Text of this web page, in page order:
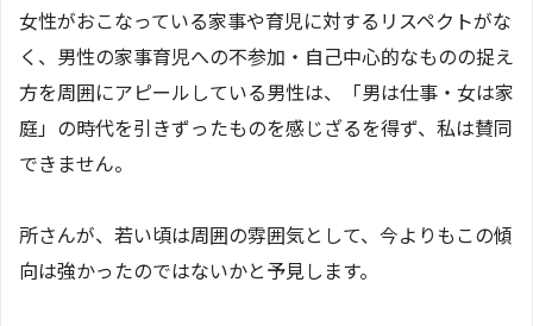
女性がおこなっている家事や育児に対するリスペクトがな
く、男性の家事育児への不参加・自己中心的なものの捉え
方を周囲にアピールしている男性は、「男は仕事・女は家
庭」の時代を引きずったものを感じざるを得ず、私は賛同
できません。
所さんが、若い頃は周囲の雰囲気として、今よりもこの傾
向は強かったのではないかと予見します。